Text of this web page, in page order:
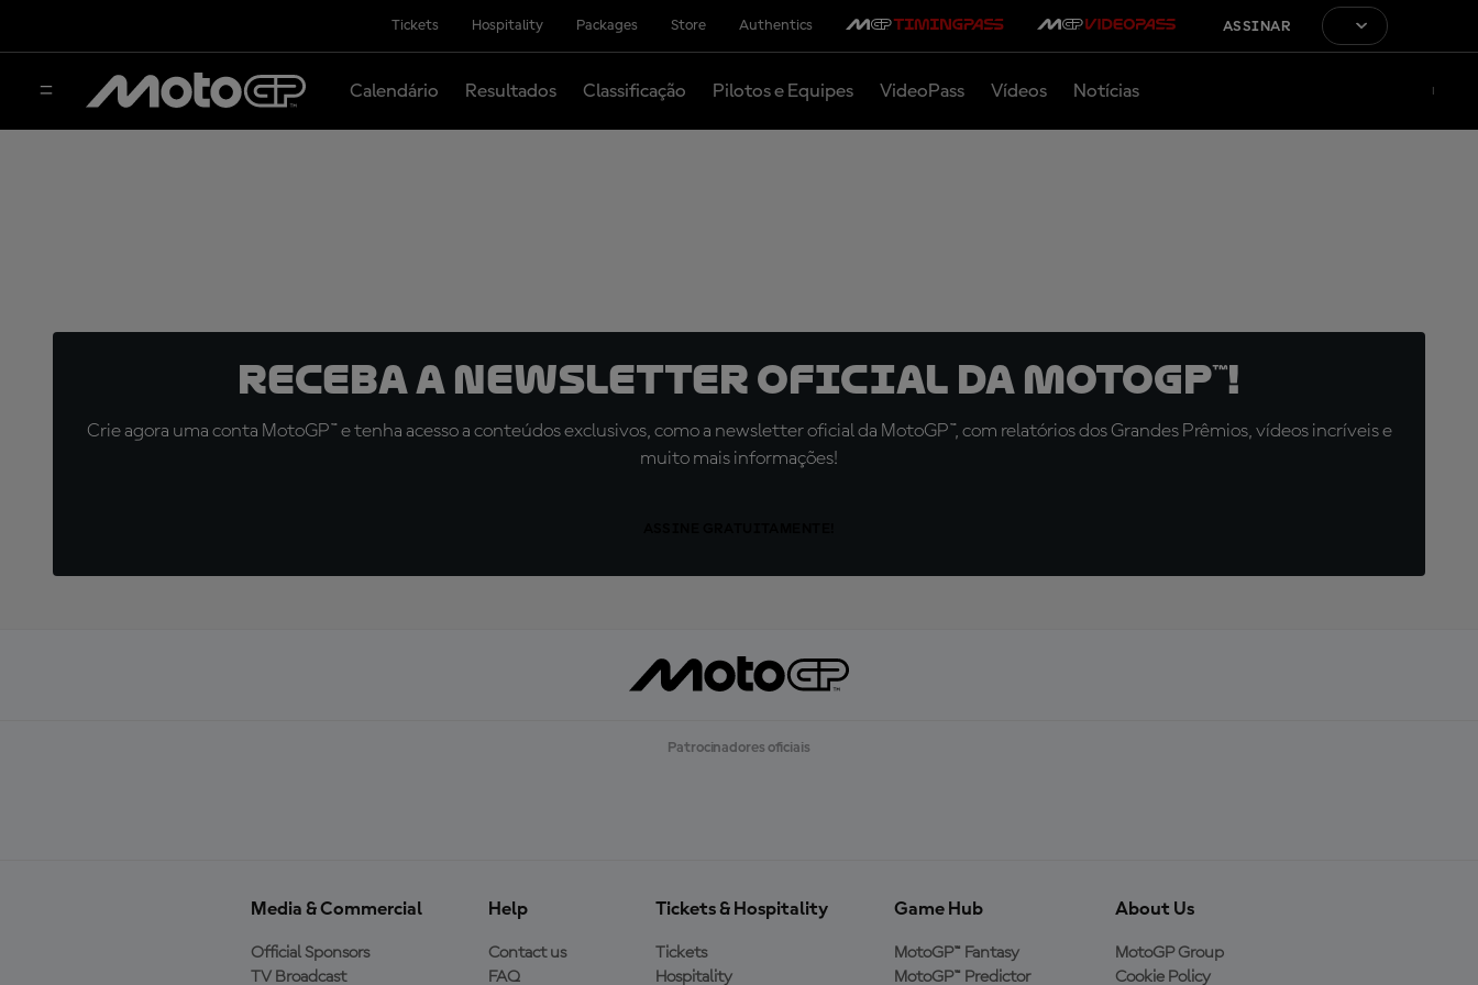
Tickets Hospitality Packages Store Authentics ASSINAR
Calendário Resultados Classificação Pilotos e Equipes VideoPass Vídeos Notícias
Receba a newsletter oficial da MotoGP™!
Crie agora uma conta MotoGP™ e tenha acesso a conteúdos exclusivos, como a newsletter oficial da MotoGP™, com relatórios dos Grandes Prêmios, vídeos incríveis e
muito mais informações!
Patrocinadores oficiais
Media & Commercial
Official Sponsors
TV Broadcast
Help
Contact us
FAQ
Tickets & Hospitality
Tickets
Hospitality
Game Hub
MotoGP™ Fantasy
MotoGP™ Predictor
About Us
MotoGP Group
Cookie Policy